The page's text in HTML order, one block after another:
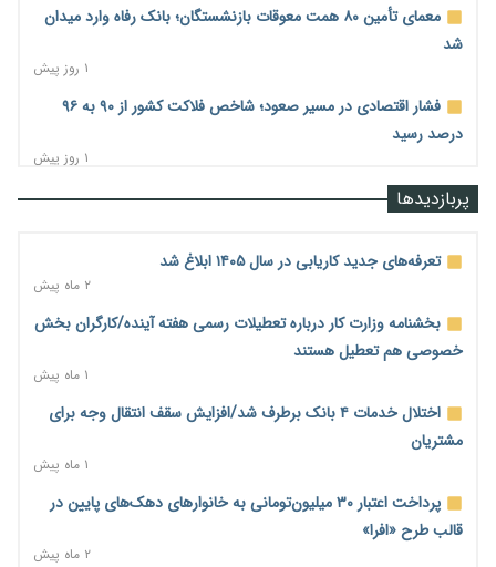
معمای تأمین ۸۰ همت معوقات بازنشستگان؛ بانک رفاه وارد میدان
شد
۱ روز پیش
فشار اقتصادی در مسیر صعود؛ شاخص فلاکت کشور از ۹۰ به ۹۶
درصد رسید
۱ روز پیش
رشد ۷۵ هزار میلیاردی بازار خرید اعتباری؛ فین‌تک‌ها وارد میدان
آغاز اجرای پایلوت «ردا کارت» برای دانشجویان تحصیلات تکمیلی
۱ روز پیش
محدودیت تازه برای شبکه بانکی؛ افزایش سپرده قانونی با هدف
کنترل تورم
۱ روز پیش
ترمز تولید خودرو کشیده شد؛ افت ۲۵ درصدی تیراژ ایران‌خودرو،
سایپا و پارس‌خودرو
۱ روز پیش
پربازدیدها
تعرفه‌های جدید کاریابی در سال ۱۴۰۵ ابلاغ شد
۲ ماه پیش
بخشنامه وزارت کار درباره تعطیلات رسمی هفته آینده/کارگران بخش
خصوصی هم تعطیل هستند
۱ ماه پیش
اختلال خدمات ۴ بانک برطرف شد/افزایش سقف انتقال وجه برای
مشتریان
۱ ماه پیش
پرداخت اعتبار ۳۰ میلیون‌تومانی به خانوارهای دهک‌های پایین در
قالب طرح «افرا»
۲ ماه پیش